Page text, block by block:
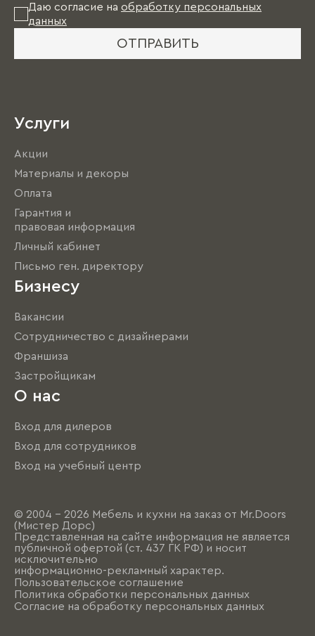
Даю согласие на обработку персональных
данных
ОТПРАВИТЬ
Услуги
Акции
Материалы и декоры
Оплата
Гарантия и
правовая информация
Личный кабинет
Письмо ген. директору
Бизнесу
Вакансии
Сотрудничество с дизайнерами
Франшиза
Застройщикам
О нас
Вход для дилеров
Вход для сотрудников
Вход на учебный центр
© 2004 - 2026 Мебель и кухни на заказ от Mr.Doors
(Мистер Дорс)
Представленная на сайте информация не является
публичной офертой (ст. 437 ГК РФ) и носит
исключительно
информационно-рекламный характер.
Пользовательское соглашение
Политика обработки персональных данных
Согласие на обработку персональных данных